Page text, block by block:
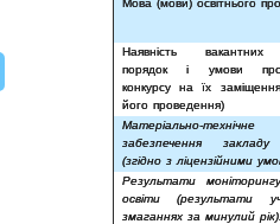
Мова (мови) освітнього
Наявність
порядок і умови
конкурсу на їх
його проведення)
Матеріально-технічне
забезпечення
(згідно з ліцензійними
Результати
освіти (результати
змаганнях за минулий